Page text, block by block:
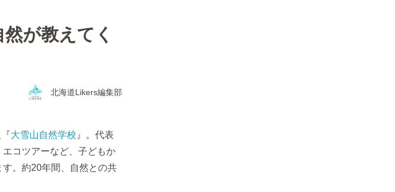
が教えてく
北海道Likers編集部
大雪山自然学校 』。代表
エコツアーなど、子どもか
。約20年間、自然との共